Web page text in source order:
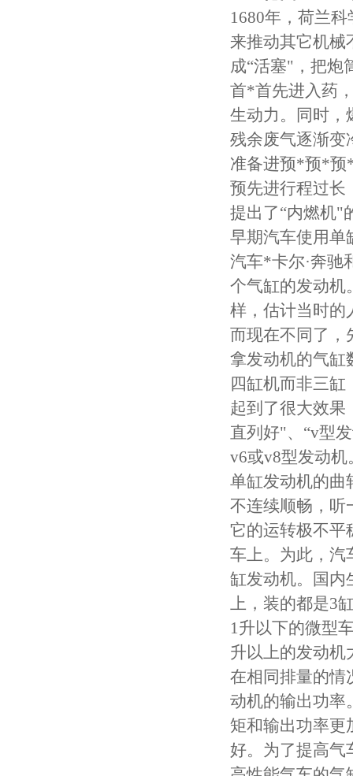
1680年，荷兰
来推动其它机械
成“活塞"，把炮
首*首先进入药
生动力。同时，
残余废气逐渐变
准备进预*预*
预先进行程过长
提出了“内燃机"
早期汽车使用单
汽车*卡尔·奔驰
个气缸的发动机
样，估计当时的
而现在不同了，
拿发动机的气缸
四缸机而非三
起到了很大效果
直列好"、“v型
v6或v8型发动机
单缸发动机的曲
不连续顺畅，听
它的运转极不平
车上。为此，汽
缸发动机。国内
上，装的都是3
1升以下的微型
升以上的发动机
在相同排量的情
动机的输出功率
矩和输出功率更
好。为了提高气